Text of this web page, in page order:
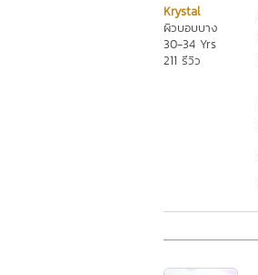
Krystal
ผิวบอบบาง
30-34 Yrs
211 รีวิว